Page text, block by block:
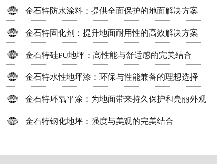
方案
金石特防水涂料：提供全面保护的地面解决方案
金石特固化剂：提升地面耐用性的高效解决方案
金石特硅PU地坪：高性能与舒适感的完美结合
金石特水性地坪漆：环保与性能兼备的理想选择
金石特环氧平涂：为地面带来持久保护和亮丽外观
金石特钢化地坪：强度与美观的完美结合